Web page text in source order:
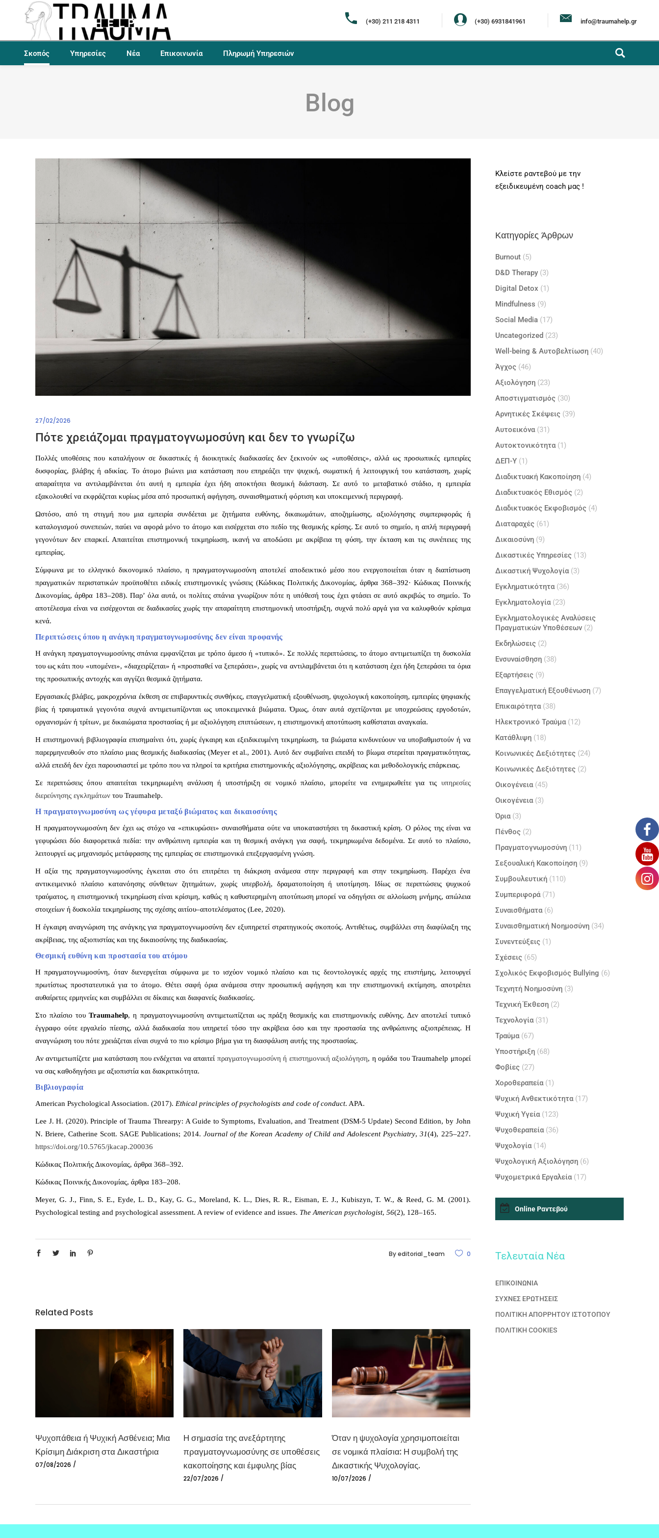
(+30) 211 218 4311 (+30) 6931841961 info@traumahelp.gr
Σκοπός Υπηρεσίες Νέα Επικοινωνία Πληρωμή Υπηρεσιών
Blog
27/02/2026
Πότε χρειάζομαι πραγματογνωμοσύνη και δεν το γνωρίζω
Πολλές υποθέσεις που καταλήγουν σε δικαστικές ή διοικητικές διαδικασίες δεν ξεκινούν ως «υποθέσεις», αλλά ως προσωπικές εμπειρίες
δυσφορίας, βλάβης ή αδικίας. Το άτομο βιώνει μια κατάσταση που επηρεάζει την ψυχική, σωματική ή λειτουργική του κατάσταση, χωρίς
απαραίτητα να αντιλαμβάνεται ότι αυτή η εμπειρία έχει ήδη αποκτήσει θεσμική διάσταση. Σε αυτό το μεταβατικό στάδιο, η εμπειρία
εξακολουθεί να εκφράζεται κυρίως μέσα από προσωπική αφήγηση, συναισθηματική φόρτιση και υποκειμενική περιγραφή.
Ωστόσο, από τη στιγμή που μια εμπειρία συνδέεται με ζητήματα ευθύνης, δικαιωμάτων, αποζημίωσης, αξιολόγησης συμπεριφοράς ή
καταλογισμού συνεπειών, παύει να αφορά μόνο το άτομο και εισέρχεται στο πεδίο της θεσμικής κρίσης. Σε αυτό το σημείο, η απλή περιγραφή
γεγονότων δεν επαρκεί. Απαιτείται επιστημονική τεκμηρίωση, ικανή να αποδώσει με ακρίβεια τη φύση, την έκταση και τις συνέπειες της
εμπειρίας.
Σύμφωνα με το ελληνικό δικονομικό πλαίσιο, η πραγματογνωμοσύνη αποτελεί αποδεικτικό μέσο που ενεργοποιείται όταν η διαπίστωση
πραγματικών περιστατικών προϋποθέτει ειδικές επιστημονικές γνώσεις (Κώδικας Πολιτικής Δικονομίας, άρθρα 368–392· Κώδικας Ποινικής
Δικονομίας, άρθρα 183–208). Παρ’ όλα αυτά, οι πολίτες σπάνια γνωρίζουν πότε η υπόθεσή τους έχει φτάσει σε αυτό ακριβώς το σημείο. Το
αποτέλεσμα είναι να εισέρχονται σε διαδικασίες χωρίς την απαραίτητη επιστημονική υποστήριξη, συχνά πολύ αργά για να καλυφθούν κρίσιμα
κενά.
Περιπτώσεις όπου η ανάγκη πραγματογνωμοσύνης δεν είναι προφανής
Η ανάγκη πραγματογνωμοσύνης σπάνια εμφανίζεται με τρόπο άμεσο ή «τυπικό». Σε πολλές περιπτώσεις, το άτομο αντιμετωπίζει τη δυσκολία
του ως κάτι που «υπομένει», «διαχειρίζεται» ή «προσπαθεί να ξεπεράσει», χωρίς να αντιλαμβάνεται ότι η κατάσταση έχει ήδη ξεπεράσει τα όρια
της προσωπικής αντοχής και αγγίζει θεσμικά ζητήματα.
Εργασιακές βλάβες, μακροχρόνια έκθεση σε επιβαρυντικές συνθήκες, επαγγελματική εξουθένωση, ψυχολογική κακοποίηση, εμπειρίες ψηφιακής
βίας ή τραυματικά γεγονότα συχνά αντιμετωπίζονται ως υποκειμενικά βιώματα. Όμως, όταν αυτά σχετίζονται με υποχρεώσεις εργοδοτών,
οργανισμών ή τρίτων, με δικαιώματα προστασίας ή με αξιολόγηση επιπτώσεων, η επιστημονική αποτύπωση καθίσταται αναγκαία.
Η επιστημονική βιβλιογραφία επισημαίνει ότι, χωρίς έγκαιρη και εξειδικευμένη τεκμηρίωση, τα βιώματα κινδυνεύουν να υποβαθμιστούν ή να
παρερμηνευθούν στο πλαίσιο μιας θεσμικής διαδικασίας (Meyer et al., 2001). Αυτό δεν συμβαίνει επειδή το βίωμα στερείται πραγματικότητας,
αλλά επειδή δεν έχει παρουσιαστεί με τρόπο που να πληροί τα κριτήρια επιστημονικής αξιολόγησης, ακρίβειας και μεθοδολογικής επάρκειας.
Σε περιπτώσεις όπου απαιτείται τεκμηριωμένη ανάλυση ή υποστήριξη σε νομικό πλαίσιο, μπορείτε να ενημερωθείτε για τις υπηρεσίες
διερεύνησης εγκλημάτων του Traumahelp.
Η πραγματογνωμοσύνη ως γέφυρα μεταξύ βιώματος και δικαιοσύνης
Η πραγματογνωμοσύνη δεν έχει ως στόχο να «επικυρώσει» συναισθήματα ούτε να υποκαταστήσει τη δικαστική κρίση. Ο ρόλος της είναι να
γεφυρώσει δύο διαφορετικά πεδία: την ανθρώπινη εμπειρία και τη θεσμική ανάγκη για σαφή, τεκμηριωμένα δεδομένα. Σε αυτό το πλαίσιο,
λειτουργεί ως μηχανισμός μετάφρασης της εμπειρίας σε επιστημονικά επεξεργασμένη γνώση.
Η αξία της πραγματογνωμοσύνης έγκειται στο ότι επιτρέπει τη διάκριση ανάμεσα στην περιγραφή και στην τεκμηρίωση. Παρέχει ένα
αντικειμενικό πλαίσιο κατανόησης σύνθετων ζητημάτων, χωρίς υπερβολή, δραματοποίηση ή υποτίμηση. Ιδίως σε περιπτώσεις ψυχικού
τραύματος, η επιστημονική τεκμηρίωση είναι κρίσιμη, καθώς η καθυστερημένη αποτύπωση μπορεί να οδηγήσει σε αλλοίωση μνήμης, απώλεια
στοιχείων ή δυσκολία τεκμηρίωσης της σχέσης αιτίου–αποτελέσματος (Lee, 2020).
Η έγκαιρη αναγνώριση της ανάγκης για πραγματογνωμοσύνη δεν εξυπηρετεί στρατηγικούς σκοπούς. Αντιθέτως, συμβάλλει στη διαφύλαξη της
ακρίβειας, της αξιοπιστίας και της δικαιοσύνης της διαδικασίας.
Θεσμική ευθύνη και προστασία του ατόμου
Η πραγματογνωμοσύνη, όταν διενεργείται σύμφωνα με το ισχύον νομικό πλαίσιο και τις δεοντολογικές αρχές της επιστήμης, λειτουργεί
πρωτίστως προστατευτικά για το άτομο. Θέτει σαφή όρια ανάμεσα στην προσωπική αφήγηση και την επιστημονική εκτίμηση, αποτρέπει
αυθαίρετες ερμηνείες και συμβάλλει σε δίκαιες και διαφανείς διαδικασίες.
Στο πλαίσιο τουTraumahelp, η πραγματογνωμοσύνη αντιμετωπίζεται ως πράξη θεσμικής και επιστημονικής ευθύνης. Δεν αποτελεί τυπικό
έγγραφο ούτε εργαλείο πίεσης, αλλά διαδικασία που υπηρετεί τόσο την ακρίβεια όσο και την προστασία της ανθρώπινης αξιοπρέπειας. Η
αναγνώριση του πότε χρειάζεται είναι συχνά το πιο κρίσιμο βήμα για τη διασφάλιση αυτής της προστασίας.
Αν αντιμετωπίζετε μια κατάσταση που ενδέχεται να απαιτεί πραγματογνωμοσύνη ή επιστημονική αξιολόγηση, η ομάδα του Traumahelp μπορεί
να σας καθοδηγήσει με αξιοπιστία και διακριτικότητα.
Βιβλιογραφία
American Psychological Association. (2017). Ethical principles of psychologists and code of conduct. APA.
Lee J. H. (2020). Principle of Trauma Threarpy: A Guide to Symptoms, Evaluation, and Treatment (DSM-5 Update) Second Edition, by John
N. Briere, Catherine Scott. SAGE Publications; 2014. Journal of the Korean Academy of Child and Adolescent Psychiatry,31(4), 225–227.
https://doi.org/10.5765/jkacap.200036
Κώδικας Πολιτικής Δικονομίας, άρθρα 368–392.
Κώδικας Ποινικής Δικονομίας, άρθρα 183–208.
Meyer, G. J., Finn, S. E., Eyde, L. D., Kay, G. G., Moreland, K. L., Dies, R. R., Eisman, E. J., Kubiszyn, T. W., & Reed, G. M. (2001).
Psychological testing and psychological assessment. A review of evidence and issues. The American psychologist, 56(2), 128–165.
Byeditorial_team 0
Related Posts
Ψυχοπάθεια ή Ψυχική Ασθένεια; Μια
Κρίσιμη Διάκριση στα Δικαστήρια
07/08/2026
Η σημασία της ανεξάρτητης
πραγματογνωμοσύνης σε υποθέσεις
κακοποίησης και έμφυλης βίας
22/07/2026
Όταν η ψυχολογία χρησιμοποιείται
σε νομικά πλαίσια: Η συμβολή της
Δικαστικής Ψυχολογίας.
10/07/2026
Κλείστε ραντεβού με την
εξειδικευμένη coach μας !
Κατηγορίες Άρθρων
Burnout(5)
D&D Therapy(3)
Digital Detox (1)
Mindfulness (9)
Social Media(17)
Uncategorized (23)
Well-being & Αυτοβελτίωση(40)
Άγχος(46)
Αξιολόγηση(23)
Αποστιγματισμός(30)
Αρνητικές Σκέψεις(39)
Αυτοεικόνα(31)
Αυτοκτονικότητα(1)
ΔΕΠ-Υ(1)
Διαδικτυακή Κακοποίηση(4)
Διαδικτυακός Εθισμός(2)
Διαδικτυακός Εκφοβισμός(4)
Διαταραχές(61)
Δικαιοσύνη(9)
Δικαστικές Υπηρεσίες(13)
Δικαστική Ψυχολογία(3)
Εγκληματικότητα(36)
Εγκληματολογία(23)
Εγκληματολογικές Αναλύσεις
Πραγματικών Υποθέσεων(2)
Εκδηλώσεις(2)
Ενσυναίσθηση(38)
Εξαρτήσεις(9)
Επαγγελματική Εξουθένωση(7)
Επικαιρότητα(38)
Ηλεκτρονικό Τραύμα(12)
Κατάθλιψη(18)
Κοινωνικές Δεξιότητες(24)
Κοινωνικές Δεξιότητες(2)
Οικογένεια(45)
Οικογένεια(3)
Όρια(3)
Πένθος(2)
Πραγματογνωμοσύνη(11)
Σεξουαλική Κακοποίηση(9)
Συμβουλευτική(110)
Συμπεριφορά(71)
Συναισθήματα(6)
Συναισθηματική Νοημοσύνη(34)
Συνεντεύξεις(1)
Σχέσεις(65)
Σχολικός Εκφοβισμός Bullying (6)
Τεχνητή Νοημοσύνη(3)
Τεχνική Έκθεση(2)
Τεχνολογία(31)
Τραύμα(67)
Υποστήριξη(68)
Φοβίες(27)
Χοροθεραπεία(1)
Ψυχική Ανθεκτικότητα(17)
Ψυχική Υγεία(123)
Ψυχοθεραπεία(36)
Ψυχολογία(14)
Ψυχολογική Αξιολόγηση(6)
Ψυχομετρικά Εργαλεία(17)
Online Ραντεβού
Τελευταία Nέα
ΕΠΙΚΟΙΝΩΝΙΑ
ΣΥΧΝΕΣ ΕΡΩΤΗΣΕΙΣ
ΠΟΛΙΤΙΚΗ ΑΠΟΡΡΗΤΟΥ ΙΣΤΟΤΟΠΟΥ
ΠΟΛΙΤΙΚΗ COOKIES